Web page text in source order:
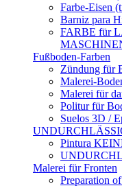
Farbe-Eisen
Barniz para
FARBE für
Fußboden-Farben
Zündung für
Malerei-
Malerei für
Politur für
Suelos 3D /
Pintura
Malerei für Fronten
Preparation